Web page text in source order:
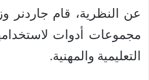
عن النظرية، قام جاردنر
مجموعات أدوات
التعليمية والمهنية.